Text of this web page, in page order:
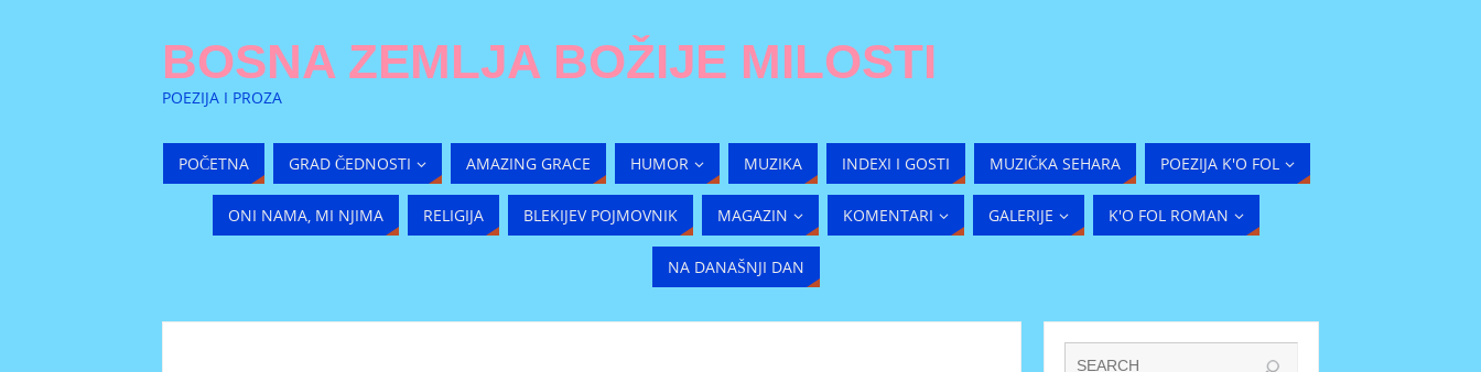
BOSNA ZEMLJA BOŽIJE MILOSTI
POEZIJA I PROZA
POČETNA GRAD ČEDNOSTI AMAZING GRACE HUMOR MUZIKA INDEXI I GOSTI MUZIČKA SEHARA POEZIJA K'O FOL
ONI NAMA, MI NJIMA RELIGIJA BLEKIJEV POJMOVNIK MAGAZIN KOMENTARI GALERIJE K'O FOL ROMAN
NA DANAŠNJI DAN